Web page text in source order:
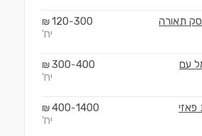
תאורה 120-300
₪
יח'
עם
300-400
₪
יח'
400-1400
₪
יח'